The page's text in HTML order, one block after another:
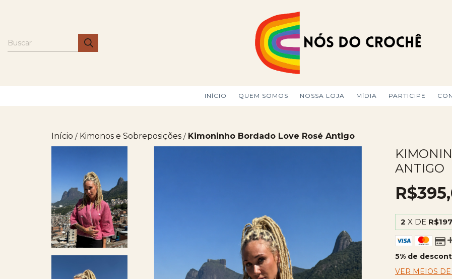
INÍCIO QUEM SOMOS NOSSA LOJA MÍDIA PARTICIPE
Início / Kimonos e Sobreposições / Kimoninho Bordado Love Rosé Antigo
ANTIGO
2 X DE
5% de
VER MEIOS